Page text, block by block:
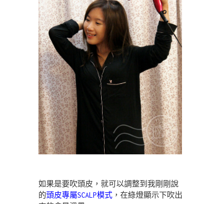
如果是要吹頭皮，就可以調整到我剛剛說
的頭皮專屬SCALP模式 ，在綠燈顯示下吹出